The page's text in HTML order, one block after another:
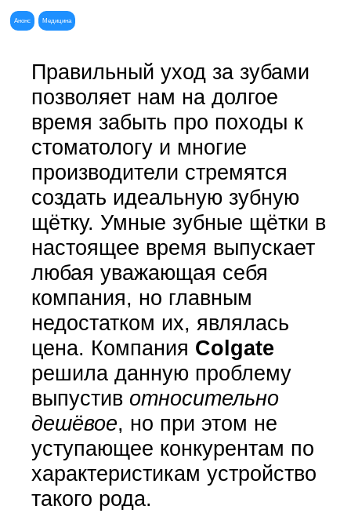
Анонс Медицина
Правильный уход за зубами
позволяет нам на долгое
время забыть про походы к
стоматологу и многие
производители стремятся
создать идеальную зубную
щётку. Умные зубные щётки в
настоящее время выпускает
любая уважающая себя
компания, но главным
недостатком их, являлась
цена. Компания Colgate
решила данную проблему
выпустив относительно
дешёвое, но при этом не
уступающее конкурентам по
характеристикам устройство
такого рода.